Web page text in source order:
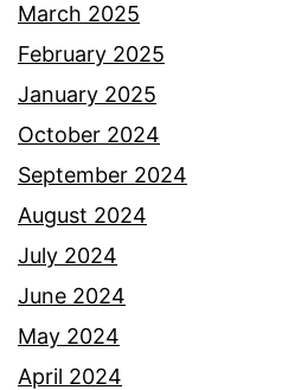
March 2025
February 2025
January 2025
October 2024
September 2024
August 2024
July 2024
June 2024
May 2024
April 2024